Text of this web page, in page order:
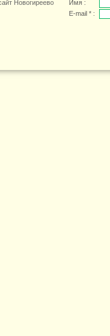
Новогиреево
Имя :
E-mail * :